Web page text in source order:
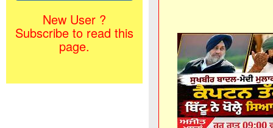
New User ?
Subscribe to read this
page.